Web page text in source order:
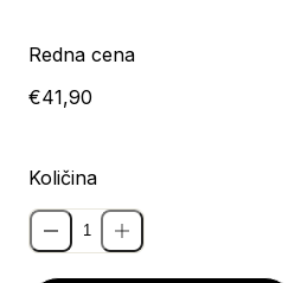
Redna cena
€41,90
Količina